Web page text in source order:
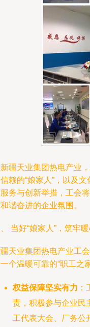
疆天业集团热电产业
赖的“娘家人”，以及
务与创新举措，工会
谐奋进的企业氛围。
当好“娘家人”，筑牢
天业集团热电产业工
个温暖可靠的“职工之家
权益保障坚实有力
责，积极参与企业民
工代表大会、厂务公